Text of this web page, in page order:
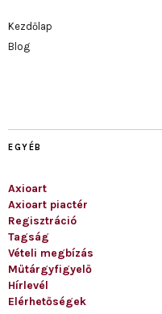
Kezdőlap
Blog
EGYÉB
Axioart
Axioart piactér
Regisztráció
Tagság
Vételi megbízás
Műtárgyfigyelő
Hírlevél
Elérhetőségek